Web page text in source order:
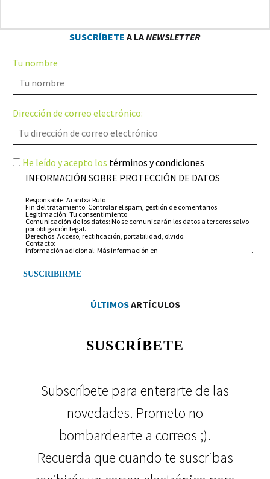
SUSCRÍBETE A LANEWSLETTER
Tu nombre
Dirección de correo electrónico:
He leído y acepto los términos y condiciones
INFORMACIÓN SOBRE PROTECCIÓN DE DATOS
Responsable: Arantxa Rufo
Fin del tratamiento: Controlar el spam, gestión de comentarios
Legitimación: Tu consentimiento
Comunicación de los datos: No se comunicarán los datos a terceros salvo
por obligación legal.
Derechos: Acceso, rectificación, portabilidad, olvido.
Contacto:
.
Información adicional: Más información en
.
ÚLTIMOSARTÍCULOS
SUSCRÍBETE
Subscríbete para enterarte de las
novedades. Prometo no
bombardearte a correos ;).
Recuerda que cuando te suscribas